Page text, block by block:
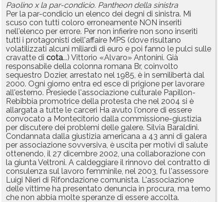
Paolino x la par-condicio. Pantheon della sinistra
Per la par-condicio un elenco dei degni di sinistra. Mi
scuso con tutti coloro erroneamente NON inseriti
nell'elenco per errore. Per non infierire non sono inseriti
tutti i protagonisti dell'affaire MPS (dove risultano
volatilizzati alcuni miliardi di euro e poi fanno le pulci sulle
cravatte di cota...) Vittorio «Alvaro» Antonini. Già
responsabile della colonna romana Br, coinvolto
sequestro Dozier, arrestato nel 1985, è in semilibertà dal
2000. Ogni giorno entra ed esce di prigione per lavorare
all'esterno. Presiede l'associazione culturale Papillon-
Rebibbia promotrice della protesta che nel 2004 si è
allargata a tutte le carceri Ha avuto l'onore di essere
convocato a Montecitorio dalla commissione-giustizia
per discutere dei problemi delle galere. Silvia Baraldini.
Condannata dalla giustizia americana a 43 anni di galera
per associazione sovversiva, è uscita per motivi di salute
ottenendo, il 27 dicembre 2002, una collaborazione con
la giunta Veltroni. A caldeggiare il rinnovo del contratto di
consulenza sul lavoro femminile, nel 2003, fu l'assessore
Luigi Nieri di Rifondazione comunista. L'associazione
delle vittime ha presentato denuncia in procura, ma temo
che non abbia molte speranze di essere accolta.